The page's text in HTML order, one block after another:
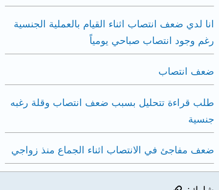
انا لدي ضعف انتصاب اثناء القيام بالعملية الجنسية
رغم وجود انتصاب صباحي يومياً
ضعف انتصاب
طلب قراءة تتحليل بسبب ضعف انتصاب وقلة رغبه
جنسية
ضعف مفاجئ في الانتصاب اثناء الجماع منذ زواجي